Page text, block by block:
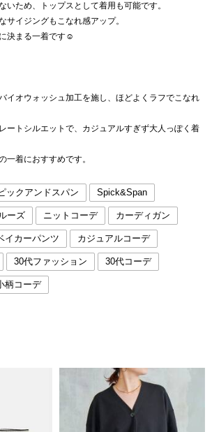
いため、トップスとして着用も可能です。
サイジングもこなれ感アップ。
決まる一着です☺︎
イオウォッシュ加工を施し、ほどよくラフでこなれ
ートシルエットで、カジュアルすぎず大人っぽく着
一着におすすめです。
ックアンドスパン Spick&Span
ーズ ニットコーデ カーディガン
イカーパンツ カジュアルコーデ
30代ファッション 30代コーデ
柄コーデ